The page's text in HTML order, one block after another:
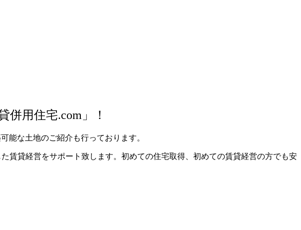
用住宅.com」！
能な土地のご紹介も行っております。
賃貸経営をサポート致します。初めての住宅取得、初めての賃貸経営の方でも安